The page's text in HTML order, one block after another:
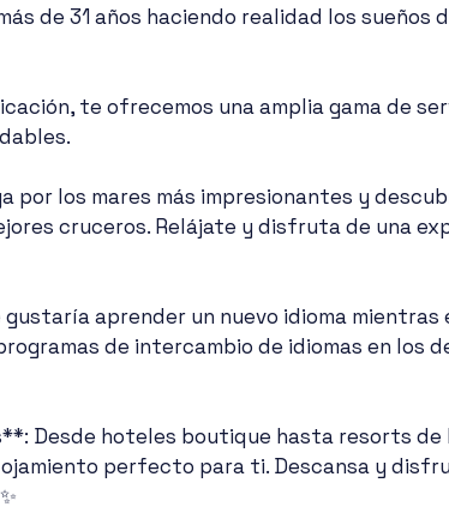
de 31 años haciendo realidad los sueños
te ofrecemos una amplia gama de
por los mares más impresionantes y
cruceros. Relájate y disfruta de una
gustaría aprender un nuevo idioma mientras
de intercambio de idiomas en los
Desde hoteles boutique hasta resorts de
perfecto para ti. Descansa y